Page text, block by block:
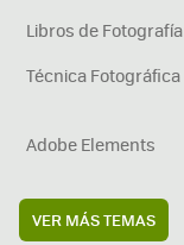
Libros de Fotografía
Técnica Fotográfica
Adobe Elements
VER MÁS TEMAS